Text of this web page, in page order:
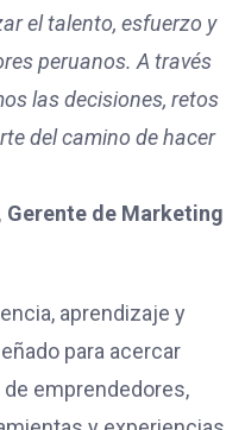
el talento, esfuerzo y
peruanos. A través
las decisiones, retos
del camino de hacer
Gerente de Marketing
aprendizaje y
para acercar
emprendedores,